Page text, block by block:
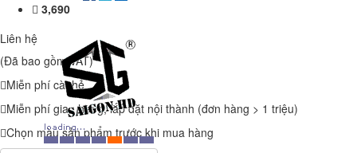
3,690
Liên hệ
(Đã bao gồm VAT)
Miễn phí cà thẻ
Miễn phí giao hàng, lắp đặt nội thành (đơn hàng > 1 triệu)
Chọn màu sản phẩm trước khi mua hàng